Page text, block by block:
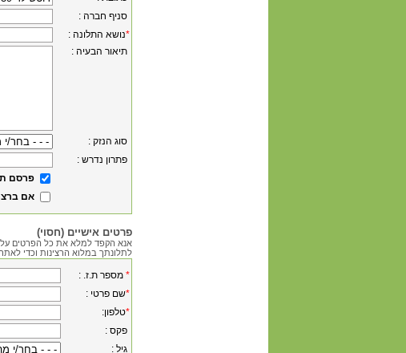
: נושא התלונה*
פרסם
אם
פרטים אישיים (חסוי)
אנא הקפד למלא את כל הפרטים
לתלונתך במלוא הרצינות וכדי
*
: שם פרטי*
:טלפון*